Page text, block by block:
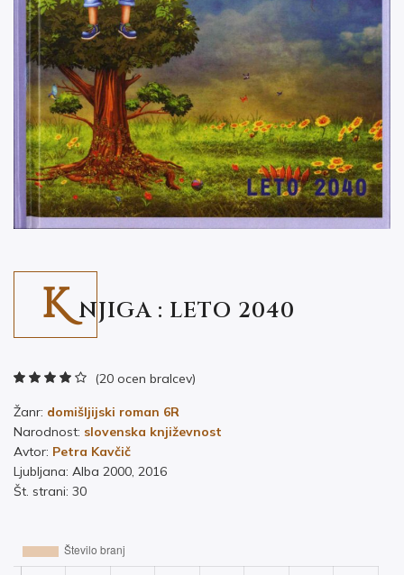
K NJIGA : LETO 2040
(20 ocen bralcev)
Žanr: domišljijski roman 6R
Narodnost: slovenska književnost
Avtor: Petra Kavčič
Ljubljana: Alba 2000, 2016
Št. strani: 30